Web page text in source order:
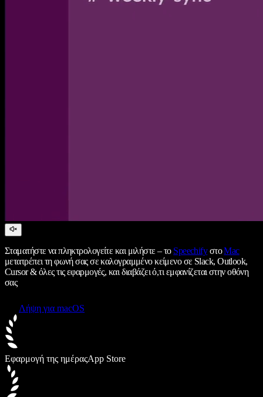
Σταματήστε να πληκτρολογείτε και μιλήστε – το SpeechifyστοMac
μετατρέπει τη φωνή σας σε καλογραμμένο κείμενο σε Slack, Outlook,
Cursor & όλες τις εφαρμογές, και διαβάζει ό,τι εμφανίζεται στην οθόνη
σας
Λήψη για macOS
Εφαρμογή της ημέραςApp Store